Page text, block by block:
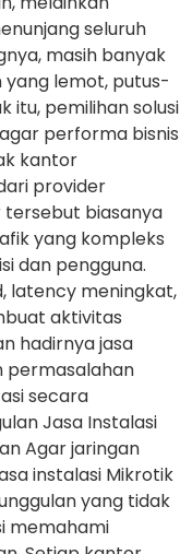
seluruh
masih banyak
lemot, putus-
itu, pemilihan solusi
performa bisnis
kantor
provider
biasanya
yang kompleks
dan pengguna.
latency meningkat,
aktivitas
hadirnya jasa
permasalahan
secara
Jasa Instalasi
Agar jaringan
instalasi Mikrotik
yang tidak
memahami